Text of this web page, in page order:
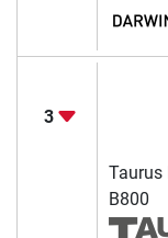
3
Taurus
B800